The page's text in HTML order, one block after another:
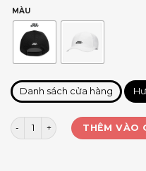
MÀU
Danh sách cửa hàng
Nón YOLO SPORT lazer số
THÊM VÀO